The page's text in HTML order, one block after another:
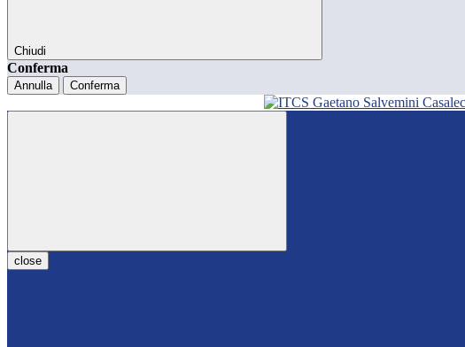
Chiudi
Conferma
Annulla Conferma
close